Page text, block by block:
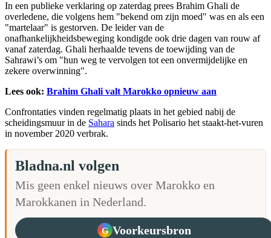
In een publieke verklaring op zaterdag prees Brahim Ghali de
overledene, die volgens hem "bekend om zijn moed" was en als een
"martelaar" is gestorven. De leider van de
onafhankelijkheidsbeweging kondigde ook drie dagen van rouw af
vanaf zaterdag. Ghali herhaalde tevens de toewijding van de
Sahrawi’s om "hun weg te vervolgen tot een onvermijdelijke en
zekere overwinning".
Lees ook: Brahim Ghali valt Marokko opnieuw aan
Confrontaties vinden regelmatig plaats in het gebied nabij de
scheidingsmuur in de Sahara sinds het Polisario het staakt-het-vuren
in november 2020 verbrak.
Bladna.nl volgen
Mis geen enkel nieuws over Marokko en
Marokkanen in Nederland.
G Voorkeursbron